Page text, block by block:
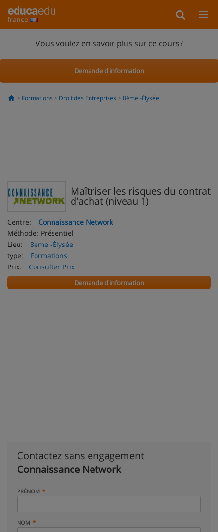
france
Vous voulez en savoir plus sur ce cours?
Demande d'information
Formations Droit des Entreprises 8ème -Élysée
Maîtriser les risques du contrat
d'achat (niveau 1)
Centre:
Connaissance Network
Méthode: Présentiel
Lieu:
8ème -Élysée
type:
Formations
Prix:
Consulter Prix
Demande d'information
Contactez sans engagement
Connaissance Network
PRÉNOM
NOM